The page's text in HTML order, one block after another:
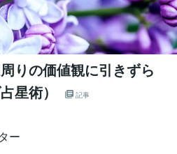
りの価値観に引きずら
星術）
記事
ー